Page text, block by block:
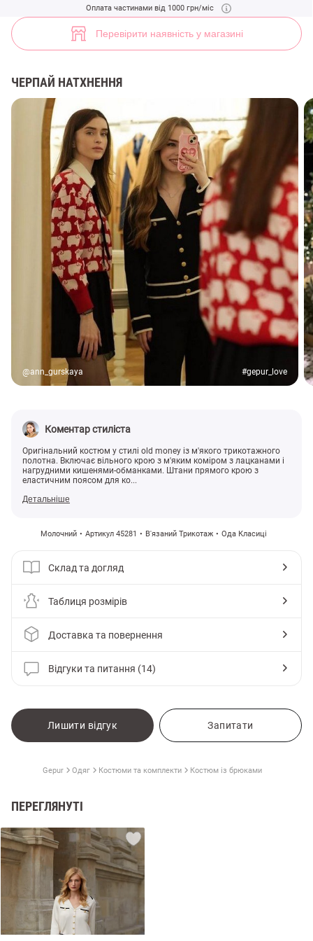
Оплата частинами від 1000 грн/міс
Перевірити наявність у магазині
ЧЕРПАЙ НАТХНЕННЯ
@ann_gurskaya #gepur_love
Коментар стиліста
Оригінальний костюм у стилі old money із м'якого трикотажного
полотна. Включає вільного крою з м'яким коміром з лацканами і
нагрудними кишенями-обманками. Штани прямого крою з
еластичним поясом для ко...
Детальніше
Молочний Артикул 45281 В'язаний Трикотаж Ода Класиці
Склад та догляд
Таблиця розмірів
Доставка та повернення
Відгуки та питання (14)
Лишити відгук Запитати
Gepur Одяг Костюми та комплекти Костюм із брюками
ПЕРЕГЛЯНУТІ
Молочний костюм у стилі old money (арт. 45281) ♡ інтернет-